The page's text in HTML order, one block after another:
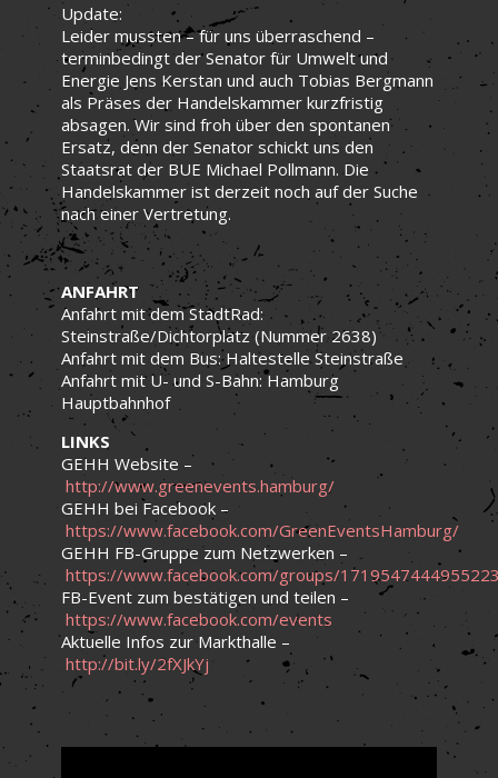
Update:
Leider mussten – für uns überraschend –
terminbedingt der Senator für Umwelt und
Energie Jens Kerstan und auch Tobias Bergmann
als Präses der Handelskammer kurzfristig
absagen. Wir sind froh über den spontanen
Ersatz, denn der Senator schickt uns den
Staatsrat der BUE Michael Pollmann. Die
Handelskammer ist derzeit noch auf der Suche
nach einer Vertretung.
ANFAHRT
Anfahrt mit dem StadtRad:
Steinstraße/Dichtorplatz (Nummer 2638)
Anfahrt mit dem Bus: Haltestelle Steinstraße
Anfahrt mit U- und S-Bahn: Hamburg
Hauptbahnhof
LINKS
GEHH Website –
http://www.greenevents.hamburg/
GEHH bei Facebook –
https://www.facebook.com/GreenEventsHamburg/
GEHH FB-Gruppe zum Netzwerken –
https://www.facebook.com/groups/
FB-Event zum bestätigen und teilen –
https://www.facebook.com/events
Aktuelle Infos zur Markthalle –
http://bit.ly/2fXJkYj